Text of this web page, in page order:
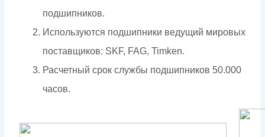
подшипников.
Используются подшипники ведущий мировых
поставщиков: SKF, FAG, Timken.
Расчетный срок службы подшипников 50.000
часов.